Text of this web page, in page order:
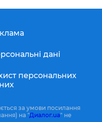
дані
персональних
за умови посилання
на "Диалог.ua" не